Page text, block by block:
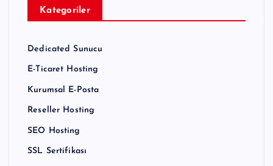
Kategoriler
Dedicated Sunucu
E-Ticaret Hosting
Kurumsal E-Posta
Reseller Hosting
SEO Hosting
SSL Sertifikası